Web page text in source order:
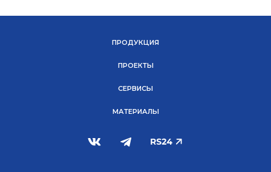
ПРОДУКЦИЯ
ПРОЕКТЫ
СЕРВИСЫ
МАТЕРИАЛЫ